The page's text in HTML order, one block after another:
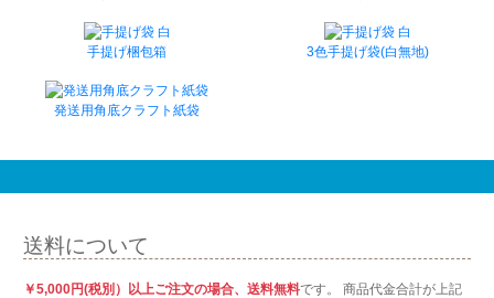
手提げ梱包箱 3色手提げ袋(白無地)
発送用角底クラフト紙袋
送料について
￥5,000円(税別）以上ご注文の場合、送料無料です。 商品代金合計が上記